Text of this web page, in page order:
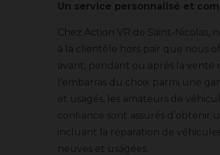
Un service personnalisé et
Chez Action VR de Saint-Nicolas,
à la clientèle hors pair que nous
avant, pendant ou après la vente
l’embarras du choix parmi une
et usagés, les amateurs de
confiance sont assurés d’obtenir
incluant la réparation de
neuves et usagées.